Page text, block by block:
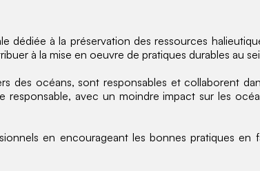
dédiée à la préservation des ressources
à la mise en oeuvre de pratiques durables au
des océans, sont responsables et collaborent
responsable, avec un moindre impact sur les
en encourageant les bonnes pratiques